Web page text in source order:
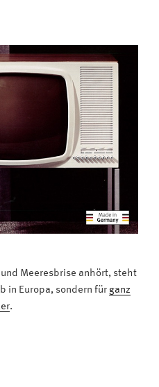
Meeresbrise anhört, steht
in Europa, sondern für ganz
.